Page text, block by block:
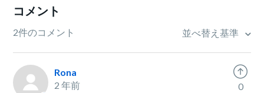
コメント
2件のコメント 並べ替え基準
Rona
2 年前
0